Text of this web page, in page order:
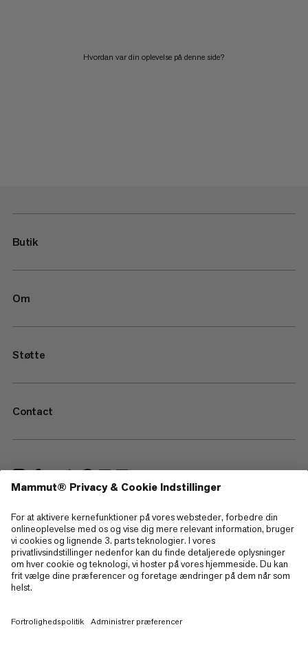
Hvordan var din oplevelse på denne side?
Butik
Om
Støtte
Contact
—
Sitemap
Cookies
Juridisk information